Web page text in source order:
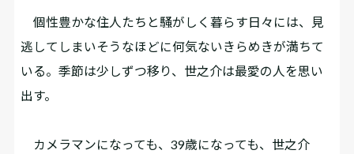
個性豊かな住人たちと騒がしく暮らす日々には、見
逃してしまいそうなほどに何気ないきらめきが満ちて
いる。季節は少しずつ移り、世之介は最愛の人を思い
出す。
カメラマンになっても、39歳になっても、世之介